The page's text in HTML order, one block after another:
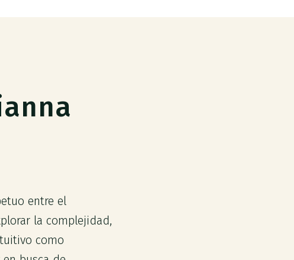
entre el
la complejidad,
como